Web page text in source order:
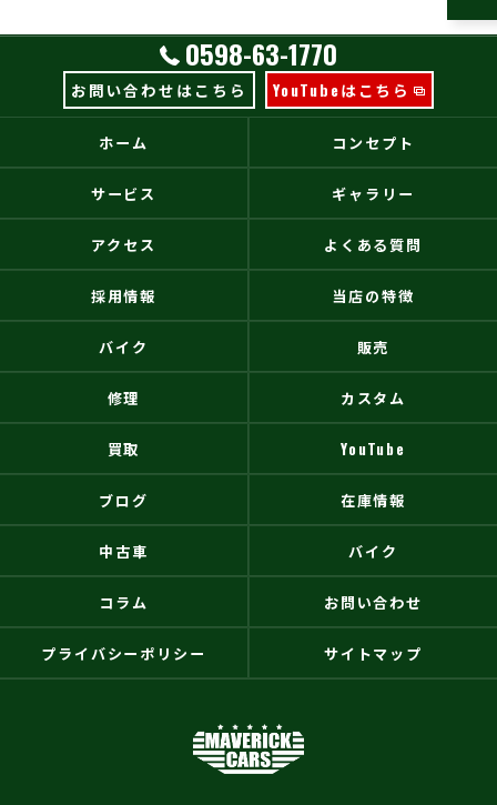
0598-63-1770
お問い合わせはこちら YouTubeはこちら
ホーム コンセプト
サービス ギャラリー
アクセス よくある質問
採用情報 当店の特徴
バイク 販売
修理 カスタム
買取 YouTube
ブログ 在庫情報
中古車 バイク
コラム お問い合わせ
プライバシーポリシー サイトマップ